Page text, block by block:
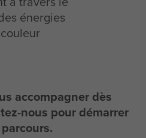
énergies
accompagner dès
nous pour démarrer